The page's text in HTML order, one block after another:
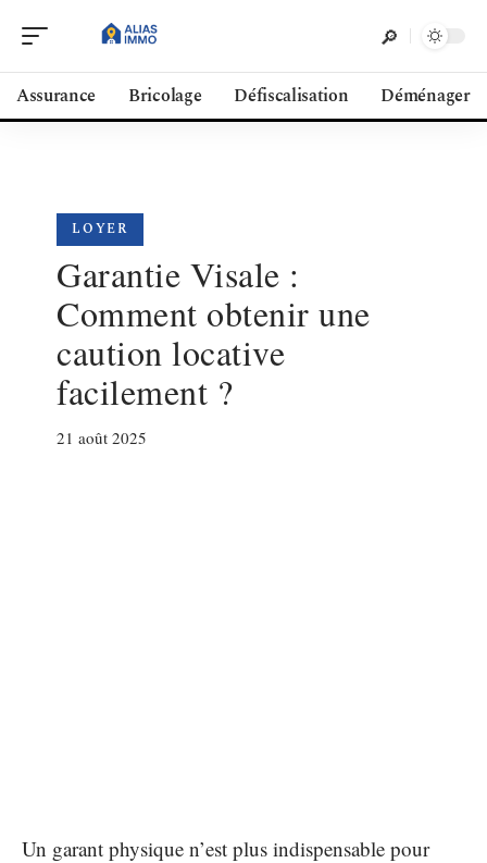
Assurance Bricolage Défiscalisation Déménager
LOYER
Garantie Visale :
Comment obtenir une
caution locative
facilement ?
21 août 2025
Un garant physique n’est plus indispensable pour